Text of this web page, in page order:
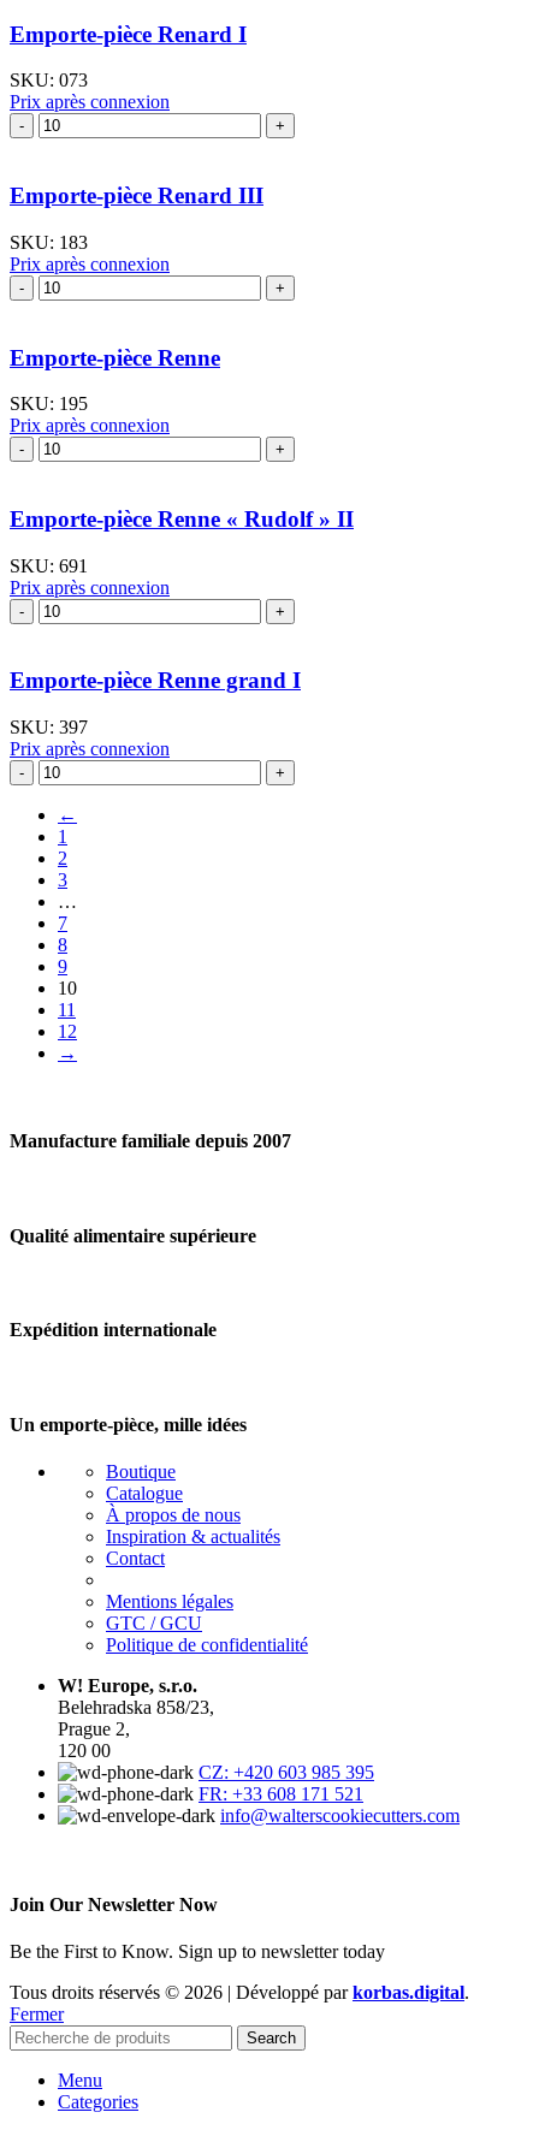
Poussin
mini
I
Emporte-pièce Renard I
SKU: 073
Prix après connexion
quantité
de
Renard
Emporte-pièce Renard III
SKU: 183
Prix après connexion
quantité
de
Renard
III
Emporte-pièce Renne
SKU: 195
Prix après connexion
quantité
de
Renne
Emporte-pièce Renne « Rudolf » II
SKU: 691
Prix après connexion
quantité
de
pièce
Renne
"Rudolf"
II
Emporte-pièce Renne grand I
SKU: 397
Prix après connexion
quantité
de
Emporte-
pièce
Renne
grand
I
←
1
2
3
…
7
8
9
10
11
12
→
Manufacture familiale depuis 2007
Qualité alimentaire supérieure
Expédition internationale
Un emporte-pièce, mille idées
Boutique
Catalogue
À propos de nous
Inspiration & actualités
Contact
Mentions légales
GTC / GCU
Politique de confidentialité
W! Europe, s.r.o.
Belehradska 858/23,
Prague 2,
120 00
CZ: +420 603 985 395
FR: +33 608 171 521
info@walterscookiecutters.com
Join Our Newsletter Now
Be the First to Know. Sign up to newsletter today
Tous droits réservés © 2026 | Développé parkorbas.digital.
Fermer
Search
Menu
Categories